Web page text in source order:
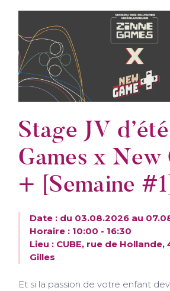
Stage JV
Games x New
+ [Semaine
Date : du 03.08.2026 au
Horaire : 10:00 - 16:30
Lieu : CUBE, rue de Hollande,
Gilles
Et si la passion de votre enfant